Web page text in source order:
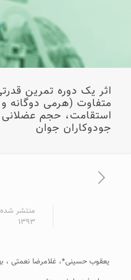
اثر يک دوره تمرين
متفاوت (هرمی
استقامت، حجم
جودوکاران جوان
منتشر
۱۳۹۳
يعقوب حسينی*، غلامرضا نعمتی ،